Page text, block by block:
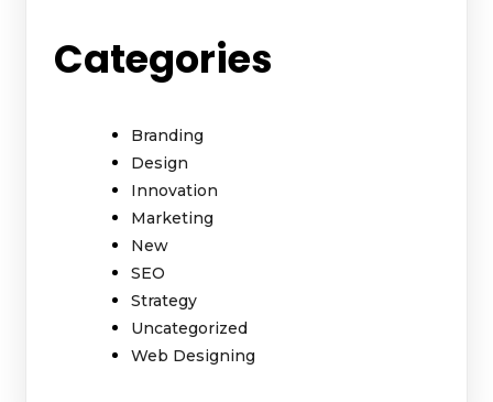
Categories
Branding
Design
Innovation
Marketing
New
SEO
Strategy
Uncategorized
Web Designing